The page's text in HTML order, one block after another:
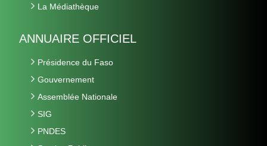
La Médiathèque
ANNUAIRE OFFICIEL
Présidence du Faso
Gouvernement
Assemblée Nationale
SIG
PNDES